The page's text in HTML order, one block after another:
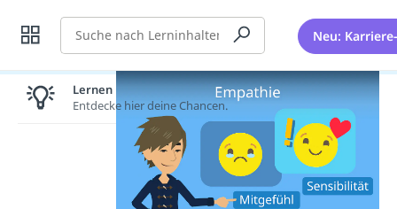
Suche Neu:
Lernen lohnt sich!
Entdecke hier deine Chancen.